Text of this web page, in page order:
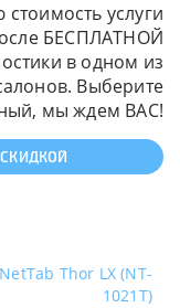
услуги
БЕСПЛАТНОЙ
в одном из
Выберите
мы ждем ВАС!
Thor LX (NT-
1021T)